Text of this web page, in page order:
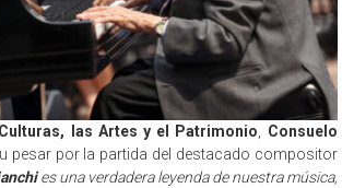
las Artes y el Patrimonio
Consuelo
pesar por la partida del destacado compositor
es una verdadera leyenda de nuestra música,